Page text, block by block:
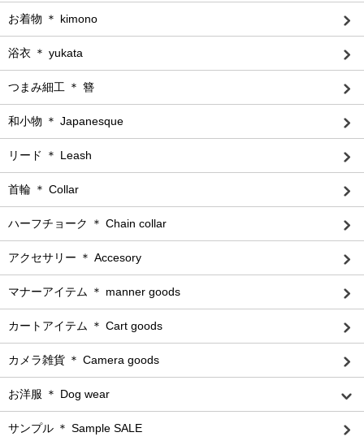
お着物 ＊ kimono
浴衣 ＊ yukata
つまみ細工 ＊ 簪
和小物 ＊ Japanesque
リード ＊ Leash
首輪 ＊ Collar
ハーフチョーク ＊ Chain collar
アクセサリー ＊ Accesory
マナーアイテム ＊ manner goods
カートアイテム ＊ Cart goods
カメラ雑貨 ＊ Camera goods
お洋服 ＊ Dog wear
サンプル ＊ Sample SALE